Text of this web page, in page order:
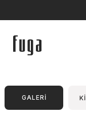
GALERİ